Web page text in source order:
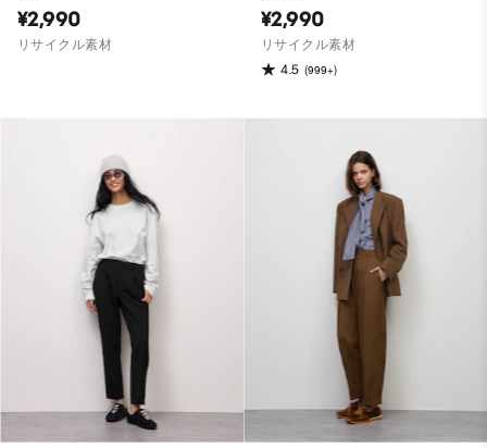
¥2,990
リサイクル素材
¥2,990
リサイクル素材
4.5 (999+)